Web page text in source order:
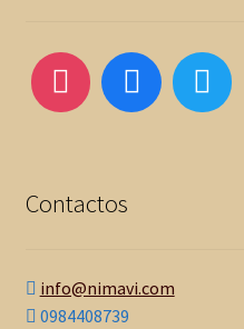
Contactos
info@nimavi.com
0984408739